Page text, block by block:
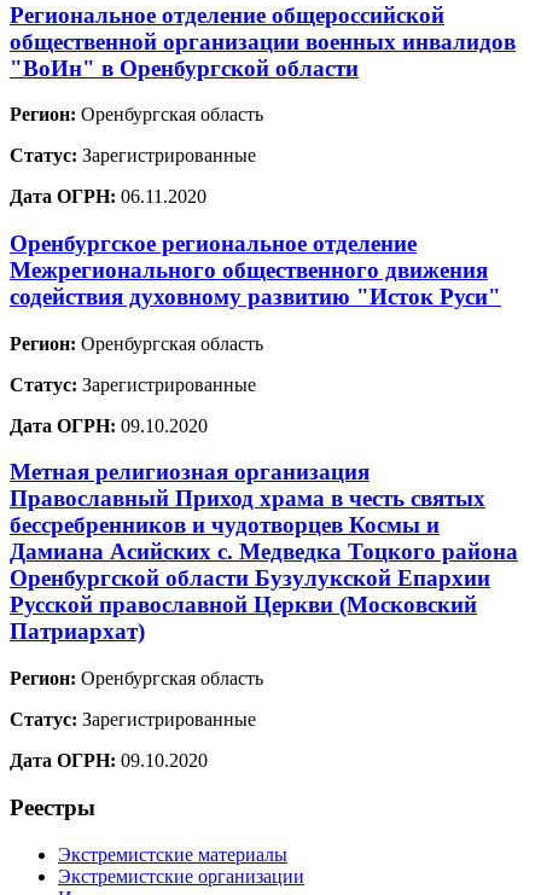
Региональное отделение общероссийской
общественной организации военных инвалидов
"ВоИн" в Оренбургской области
Регион: Оренбургская область
Статус: Зарегистрированные
Дата ОГРН: 06.11.2020
Оренбургское региональное отделение
Межрегионального общественного движения
содействия духовному развитию "Исток Руси"
Регион: Оренбургская область
Статус: Зарегистрированные
Дата ОГРН: 09.10.2020
Метная религиозная организация
Православный Приход храма в честь святых
бессребренников и чудотворцев Космы и
Дамиана Асийских с. Медведка Тоцкого района
Оренбургской области Бузулукской Епархии
Русской православной Церкви (Московский
Патриархат)
Регион: Оренбургская область
Статус: Зарегистрированные
Дата ОГРН: 09.10.2020
Реестры
Экстремистские материалы
Экстремистские организации